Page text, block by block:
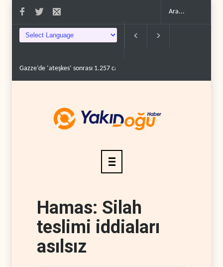
Gazze’de ‘ateşkes’ sonrası 1.257 can kaybı..
Hamas: Silah
teslimi iddiaları
asılsız